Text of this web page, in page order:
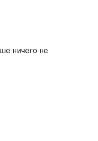
ничего не